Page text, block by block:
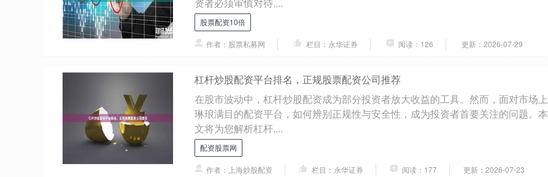
股票配资10倍
作者：股票私募网 栏目：永华证券 阅读：126 更新：2026-07-29
杠杆炒股配资平台排名，正规股票配资公司推荐
在股市波动中，杠杆炒股配资成为部分投资者放大收益的工具。然而，面对市场上
琳琅满目的配资平台，如何辨别正规性与安全性，成为投资者首要关注的问题。本
文将为您解析杠杆....
配资股票网
作者：上海炒股配资 栏目：永华证券 阅读：177 更新：2026-07-23